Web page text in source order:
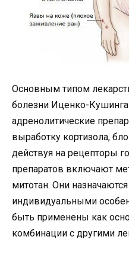
Основным типом
болезни Иценко-
адренолитические
выработку кортизола,
действуя на рецепторы
препаратов включают
митотан. Они
индивидуальными
быть применены как
комбинации с другими